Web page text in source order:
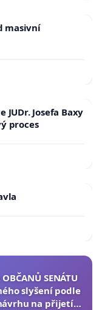
masivní
Josefa Baxy
proces
SENÁTU
slyšení podle
na přijetí